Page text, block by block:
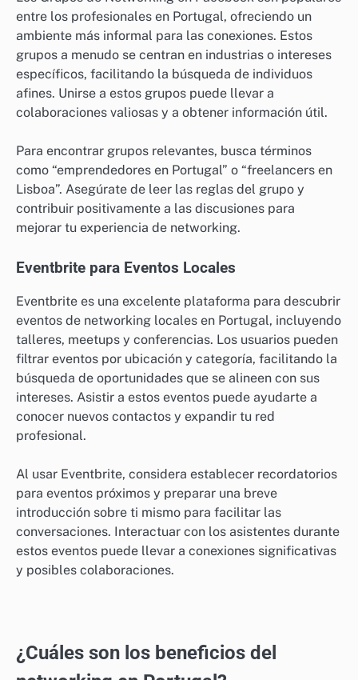
entre los profesionales en Portugal, ofreciendo un
ambiente más informal para las conexiones. Estos
grupos a menudo se centran en industrias o intereses
específicos, facilitando la búsqueda de individuos
afines. Unirse a estos grupos puede llevar a
colaboraciones valiosas y a obtener información útil.
Para encontrar grupos relevantes, busca términos
como “emprendedores en Portugal” o “freelancers en
Lisboa”. Asegúrate de leer las reglas del grupo y
contribuir positivamente a las discusiones para
mejorar tu experiencia de networking.
Eventbrite para Eventos Locales
Eventbrite es una excelente plataforma para descubrir
eventos de networking locales en Portugal, incluyendo
talleres, meetups y conferencias. Los usuarios pueden
filtrar eventos por ubicación y categoría, facilitando la
búsqueda de oportunidades que se alineen con sus
intereses. Asistir a estos eventos puede ayudarte a
conocer nuevos contactos y expandir tu red
profesional.
Al usar Eventbrite, considera establecer recordatorios
para eventos próximos y preparar una breve
introducción sobre ti mismo para facilitar las
conversaciones. Interactuar con los asistentes durante
estos eventos puede llevar a conexiones significativas
y posibles colaboraciones.